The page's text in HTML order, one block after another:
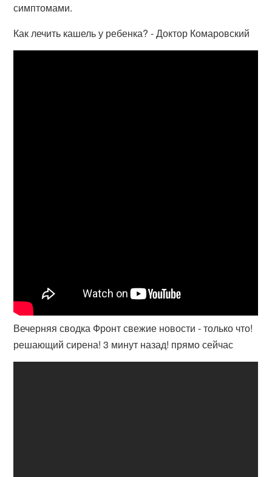
симптомами.
Как лечить кашель у ребенка? - Доктор Комаровский
Вечерняя сводка Фронт свежие новости - только что!
решающий сирена! 3 минут назад! прямо сейчас